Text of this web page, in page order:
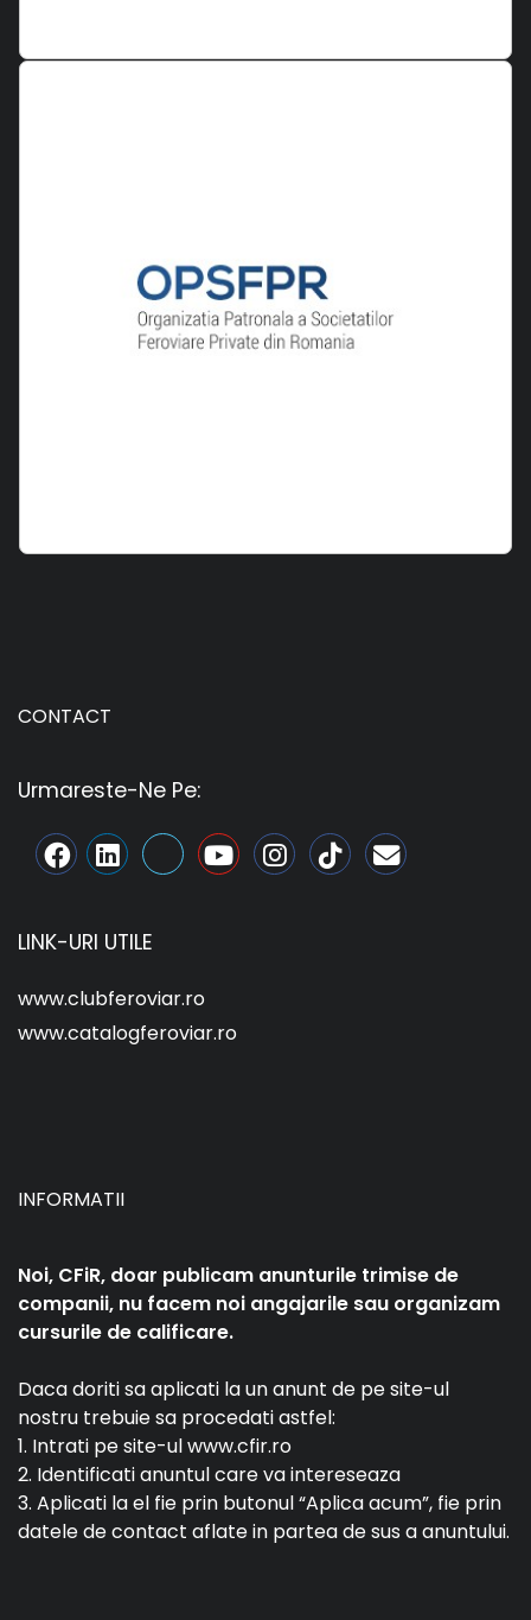
CONTACT
Urmareste-Ne Pe:
LINK-URI UTILE
www.clubferoviar.ro
www.catalogferoviar.ro
INFORMATII
Noi, CFiR, doar publicam anunturile trimise de
companii, nu facem noi angajarile sau organizam
cursurile de calificare.
Daca doriti sa aplicati la un anunt de pe site-ul
nostru trebuie sa procedati astfel:
1. Intrati pe site-ul www.cfir.ro
2. Identificati anuntul care va intereseaza
3. Aplicati la el fie prin butonul “Aplica acum”, fie prin
datele de contact aflate in partea de sus a anuntului.